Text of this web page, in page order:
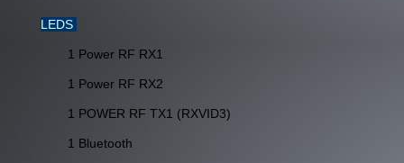
LEDS
1 Power RF RX1
1 Power RF RX2
1 POWER RF TX1 (RXVID3)
1 Bluetooth